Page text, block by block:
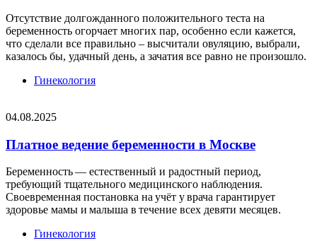
Отсутствие долгожданного положительного теста на
беременность огорчает многих пар, особенно если кажется,
что сделали все правильно – высчитали овуляцию, выбрали,
казалось бы, удачный день, а зачатия все равно не произошло.
Гинекология
04.08.2025
Платное ведение беременности в Москве
Беременность — естественный и радостный период,
требующий тщательного медицинского наблюдения.
Своевременная постановка на учёт у врача гарантирует
здоровье мамы и малыша в течение всех девяти месяцев.
Гинекология